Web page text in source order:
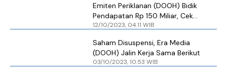
Emiten Periklanan (DOOH) Bidik
Pendapatan Rp 150 Miliar, Cek
Penyokongnya
12/10/2023, 04.11 WIB
Saham Disuspensi, Era Media
(DOOH) Jalin Kerja Sama Berikut
03/10/2023, 10.53 WIB